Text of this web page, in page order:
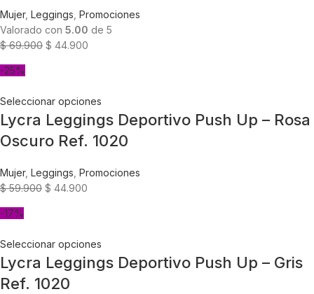
Mujer, Leggings Promociones
Valorado con 5.00 de 5
$69.900 $ 44.900
-25%
Seleccionar opciones
Lycra Leggings Deportivo Push Up – Rosa
Oscuro Ref. 1020
Mujer, Leggings Promociones
$59.900 $ 44.900
-17%
Seleccionar opciones
Lycra Leggings Deportivo Push Up – Gris
Ref. 1020